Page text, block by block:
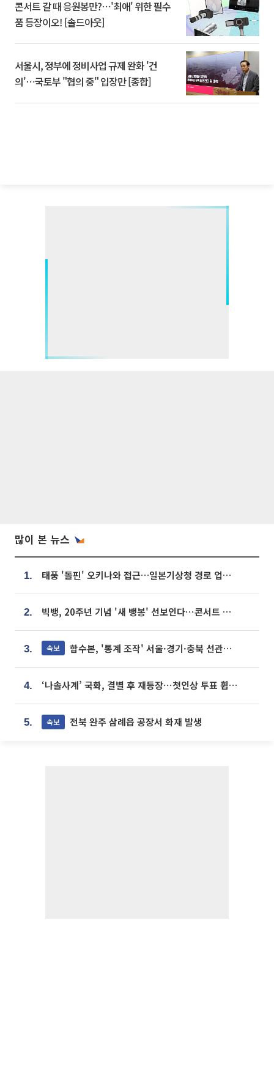
콘서트 갈 때 응원봉만?⋯'최애' 위한 필수
품 등장이오! [솔드아웃]
서울시, 정부에 정비사업 규제 완화 '건
의'⋯국토부 "협의 중" 입장만 [종합]
많이 본 뉴스
1. 태풍 '돌핀' 오키나와 접근…일본기상청 경로 업데이트
2. 빅뱅, 20주년 기념 '새 뱅봉' 선보인다⋯콘서트 앞두고 팝업 개최
3. 속보 합수본, '통계 조작' 서울·경기·충북 선관위 등 추가 압수수색
4. ‘나솔사계’ 국화, 결별 후 재등장⋯첫인상 투표 휩쓸고 ‘인기녀’ 등극
5. 속보 전북 완주 삼례읍 공장서 화재 발생